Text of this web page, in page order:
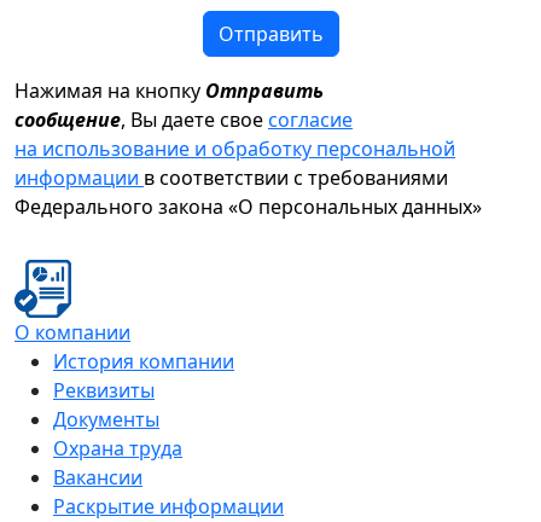
Отправить
Нажимая на кнопку Отправить
сообщение, Вы даете своесогласие
на использование и обработку персональной
информации в соответствии с требованиями
Федерального закона «О персональных данных»
О компании
История компании
Реквизиты
Документы
Охрана труда
Вакансии
Раскрытие информации